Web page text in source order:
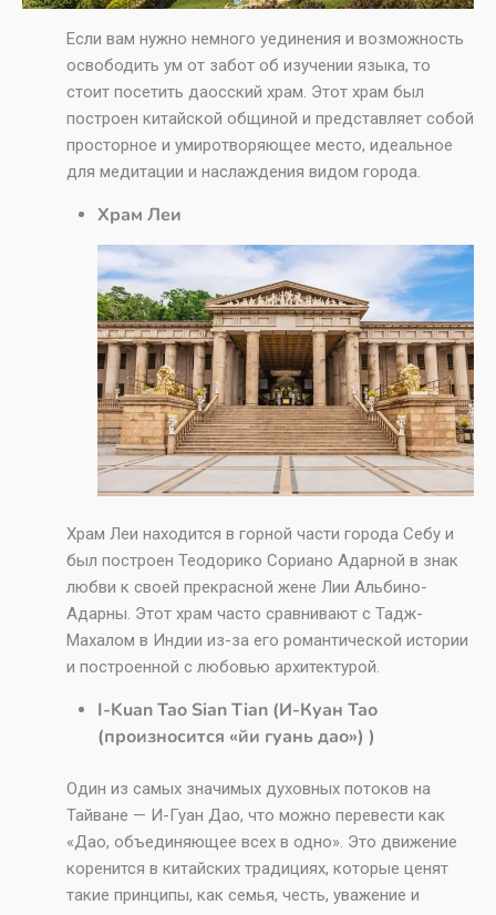
Если вам нужно немного уединения и возможность
освободить ум от забот об изучении языка, то
стоит посетить даосский храм. Этот храм был
построен китайской общиной и представляет собой
просторное и умиротворяющее место, идеальное
для медитации и наслаждения видом города.
Храм Леи
Храм Леи находится в горной части города Себу и
был построен Теодорико Сориано Адарной в знак
любви к своей прекрасной жене Лии Альбино-
Адарны. Этот храм часто сравнивают с Тадж-
Махалом в Индии из-за его романтической истории
и построенной с любовью архитектурой.
I-Kuan Tao Sian Tian (И-Куан Тао
(произносится «йи гуань дао») )
Один из самых значимых духовных потоков на
Тайване — И-Гуан Дао, что можно перевести как
«Дао, объединяющее всех в одно». Это движение
коренится в китайских традициях, которые ценят
такие принципы, как семья, честь, уважение и